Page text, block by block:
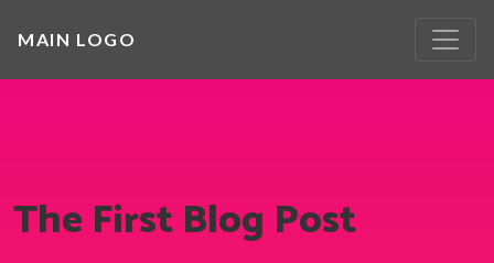
MAIN LOGO
The First Blog Post